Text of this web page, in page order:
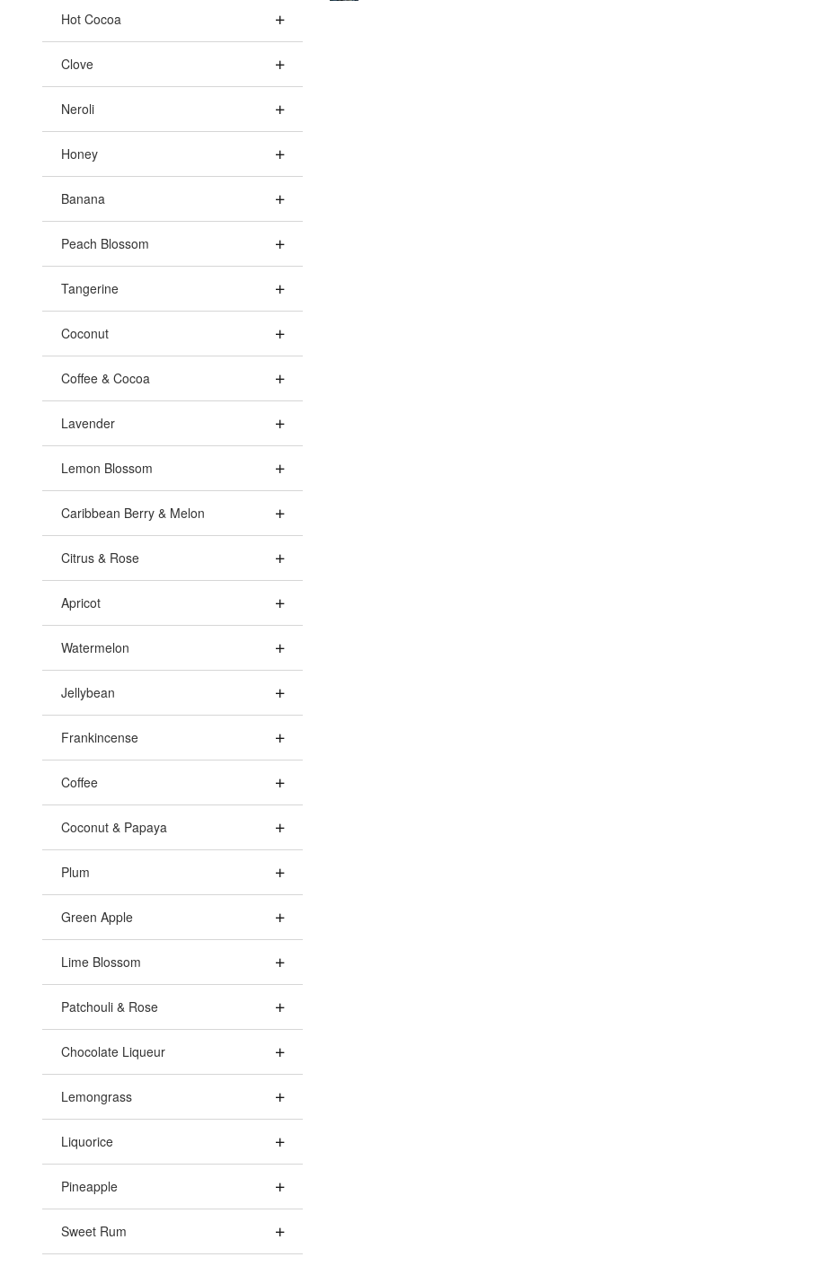
Hot Cocoa
Clove
Neroli
Honey
Banana
Peach Blossom
Tangerine
Coconut
Coffee & Cocoa
Lavender
Lemon Blossom
Caribbean Berry & Melon
Citrus & Rose
Apricot
Watermelon
Jellybean
Frankincense
Coffee
Coconut & Papaya
Plum
Green Apple
Lime Blossom
Patchouli & Rose
Chocolate Liqueur
Lemongrass
Liquorice
Pineapple
Sweet Rum